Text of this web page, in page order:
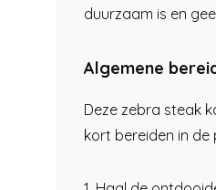
duurzaam is en
Algemene
Deze zebra steak
kort bereiden in de